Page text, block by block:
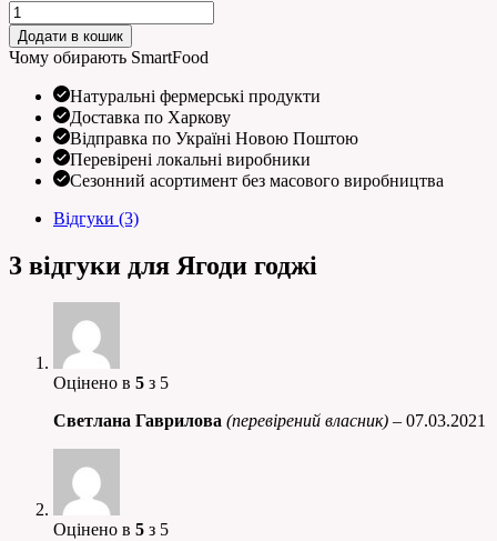
Ягоди
годжі
кількість
Додати в кошик
Чому обирають SmartFood
Натуральні фермерські продукти
Доставка по Харкову
Відправка по Україні Новою Поштою
Перевірені локальні виробники
Сезонний асортимент без масового виробництва
Відгуки (3)
3 відгуки для Ягоди годжі
Оцінено в 5 з 5
Светлана Гаврилова (перевірений власник) – 07.03.2021
Оцінено в 5 з 5